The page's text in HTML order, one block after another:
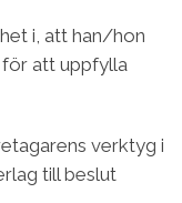
i, att han/hon
att uppfylla
verktyg i
till beslut